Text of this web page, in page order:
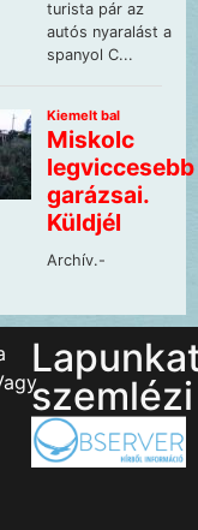
szemlézi